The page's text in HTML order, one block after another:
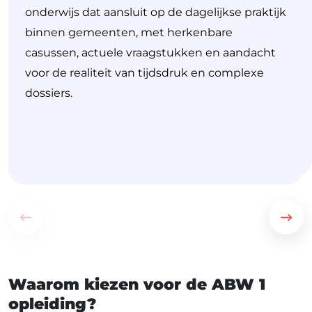
onderwijs dat aansluit op de dagelijkse praktijk
binnen gemeenten, met herkenbare
casussen, actuele vraagstukken en aandacht
voor de realiteit van tijdsdruk en complexe
dossiers.
goed te kunnen onderbouwen.
toezichttaken kunt uitvoeren.
Waarom kiezen voor de ABW 1
opleiding?